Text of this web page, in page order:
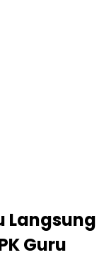
Langsung
Guru